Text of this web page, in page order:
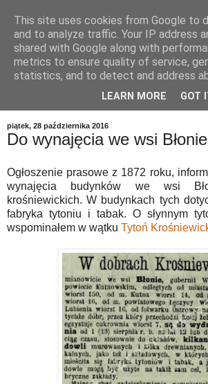
piątek, 28 października 2016
Do wynajęcia we wsi Błonie
Ogłoszenie prasowe z 1872 roku,
wynajęcia budynków we wsi
krośniewickich. W budynkach tych
fabryka tytoniu i tabak. O słynnym
wspominałem w wątku Tytoń
This site uses cookies from Google to
and to analyze traffic. Your IP address
shared with Google along with
metrics to ensure quality of service,
statistics, and to detect and address
LEARN MORE GOT